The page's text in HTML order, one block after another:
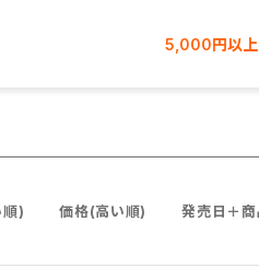
5,000円以上
) 価格(高い順) 発売日＋商